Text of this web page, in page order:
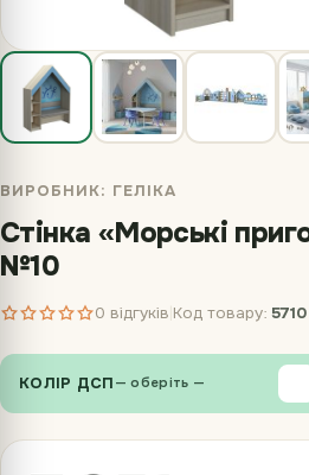
ВИРОБНИК: ГЕЛІКА
Стінка «Морські
№10
0 відгуків Код товару: 5710
КОЛІР ДСП — оберіть —